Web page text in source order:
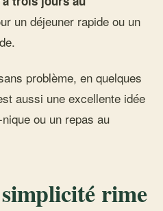
un déjeuner rapide ou un
problème, en quelques
aussi une excellente idée
ou un repas au
rime